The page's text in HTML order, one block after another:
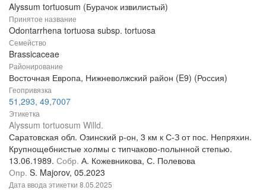
Alyssum tortuosum (Бурачок извилистый)
Принятое название
Odontarrhena tortuosa subsp. tortuosa
Семейство
Brassicaceae
Районирование
Восточная Европа, Нижневолжский район (E9) (Россия)
Геопривязка
51,293, 49,7007
Этикетка
Alyssum tortuosum Willd.
Саратовская обл. Озинский р-он, 3 км к С-З от пос. Непряхин.
Крупнощебнистые холмы с типчаково-полынной степью.
13.06.1989. Собр. А. Кожевникова, С. Полевова
Опр. S. Majorov, 05.2023
Дата ввода этикетки 8.05.2025